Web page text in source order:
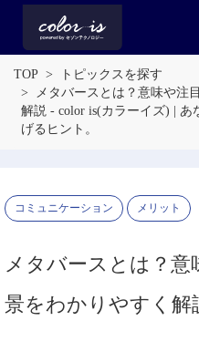
TOP
トピックスを探す
メタバースとは？意味や注
解説 - color is(カラーイズ) | あ
げるヒント。
コミュニケーション メリット
メタバースとは？
景をわかりやすく解